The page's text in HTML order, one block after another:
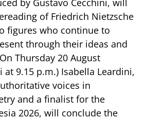
by Gustavo Cecchini, will
of Friedrich Nietzsche
figures who continue to
through their ideas and
Thursday 20 August
at 9.15 p.m.) Isabella Leardini,
voices in
and a finalist for the
2026, will conclude the